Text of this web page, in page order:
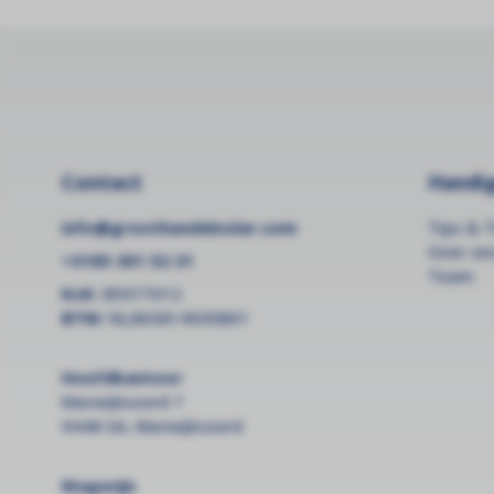
Contact
info@groothandelsolar.com
+3185 301 52 31
KvK: 85977012
BTW: NL863814505B01
Hoofdkantoor
Marwijksoord 7
9448 XA, Marwijksoord
Magazijn
Tips &
Over
Team